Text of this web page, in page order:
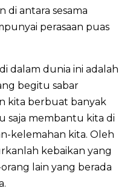
antara sesama
perasaan puas
dalam dunia ini adalah
begitu sabar
kita berbuat banyak
saja membantu kita di
kelemahan kita. Oleh
kebaikan yang
lain yang berada